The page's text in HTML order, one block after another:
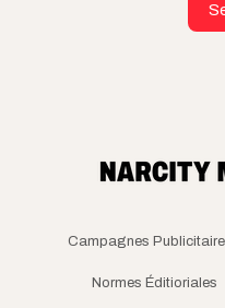
Campagnes
Normes Éditioriales